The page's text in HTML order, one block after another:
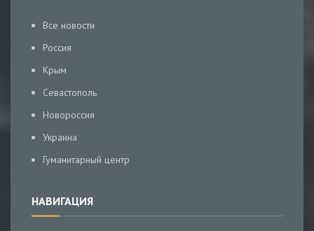
Все новости
Россия
Крым
Севастополь
Новороссия
Украина
Гуманитарный центр
НАВИГАЦИЯ